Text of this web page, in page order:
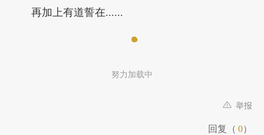
再加上有道誓在......
努力加载中
举报
回复（ 0）